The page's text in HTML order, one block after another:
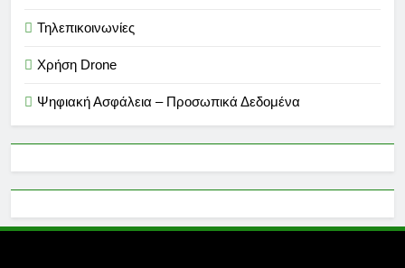
Τηλεπικοινωνίες
Χρήση Drone
Ψηφιακή Ασφάλεια – Προσωπικά Δεδομένα